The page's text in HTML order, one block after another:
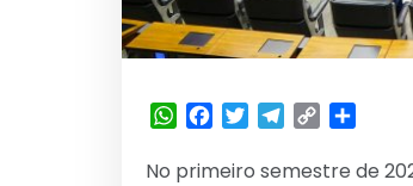
WhatsApp
Facebook
TwitterTelegram
Copy
No primeiro semestre de